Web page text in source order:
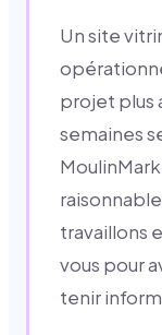
Un site
projet plus
semaines
travaillons
vous pour
tenir